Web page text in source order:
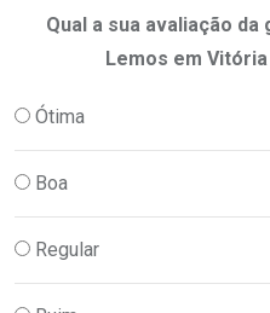
Qual a sua avaliação
Lemos em
Ótima
Boa
Regular